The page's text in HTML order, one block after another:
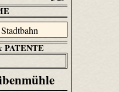
PATENTE